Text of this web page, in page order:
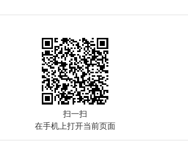
扫一扫
在手机上打开当前页面